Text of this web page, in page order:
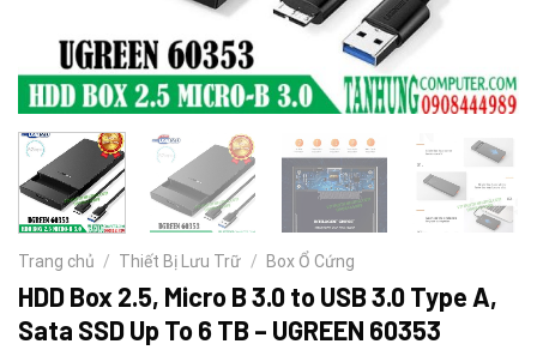
Trang chủ / Thiết Bị Lưu Trữ / Box Ổ Cứng
HDD Box 2.5, Micro B 3.0 to USB 3.0 Type A,
Sata SSD Up To 6 TB – UGREEN 60353